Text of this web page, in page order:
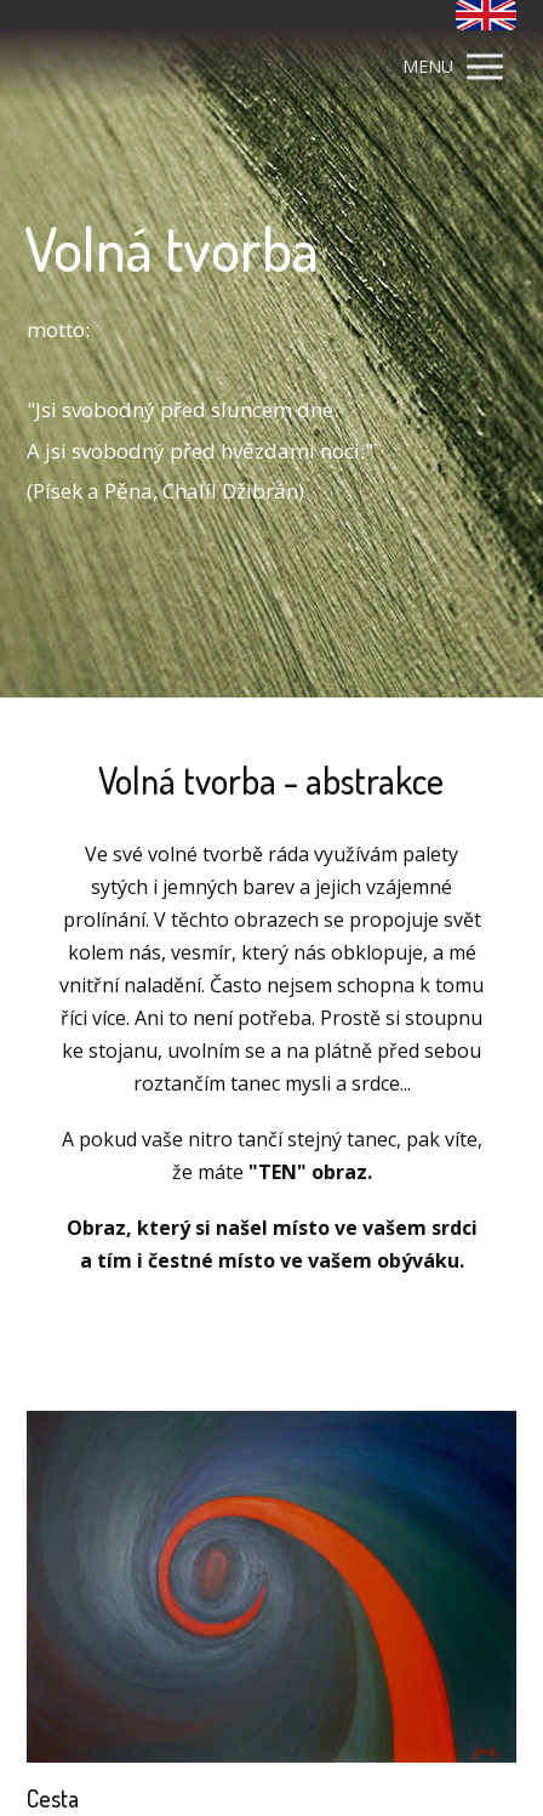
MENU
Volná tvorba
motto:
"Jsi svobodný před sluncem dne.
A jsi svobodný před hvězdami noci:"
(Písek a Pěna, Chalíl Džibrán)
Volná tvorba - abstrakce
Ve své volné tvorbě ráda využívám palety
sytých i jemných barev a jejich vzájemné
prolínání. V těchto obrazech se propojuje svět
kolem nás, vesmír, který nás obklopuje, a mé
vnitřní naladění. Často nejsem schopna k tomu
říci více. Ani to není potřeba. Prostě si stoupnu
ke stojanu, uvolním se a na plátně před sebou
roztančím tanec mysli a srdce...
A pokud vaše nitro tančí stejný tanec, pak víte,
že máte "TEN" obraz.
Obraz, který si našel místo ve vašem srdci
a tím i čestné místo ve vašem obýváku.
Cesta